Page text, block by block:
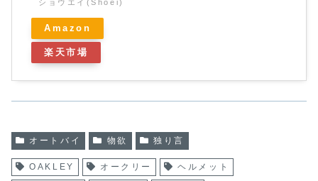
ショウエイ(Shoei)
Amazon
楽天市場
オートバイ 物欲 独り言
OAKLEY オークリー ヘルメット